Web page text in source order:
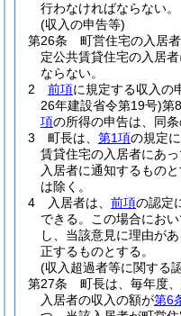
行わなければならない。
(収入の申告等)
第26条
町営住宅の入居
定公共賃貸住宅の入居
ならない。
2
前項に規定する収入の
26年建設省令第19号)第
項の所得の申告は、同条
3
町長は、 第1項の規定
賃貸住宅の入居者にあ
入居者に通知するものと
は除く。
4
入居者は、 前項の認定
できる。
この場合にお
し、当該意見に理由が
正するものとする。
(収入超過者等に関する
第27条
町長は、毎年度、
入居者の収入の額が第6